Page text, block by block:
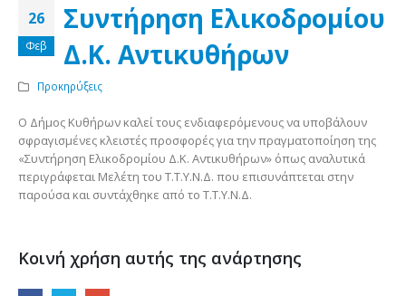
26
Φεβ
Συντήρηση Ελικοδρομίου
Δ.Κ. Αντικυθήρων
Προκηρύξεις
Ο Δήμος Κυθήρων καλεί τους ενδιαφερόμενους να υποβάλουν
σφραγισμένες κλειστές προσφορές για την πραγματοποίηση της
«Συντήρηση Ελικοδρομίου Δ.Κ. Αντικυθήρων» όπως αναλυτικά
περιγράφεται Μελέτη του Τ.Τ.Υ.Ν.Δ. που επισυνάπτεται στην
παρούσα και συντάχθηκε από το Τ.Τ.Υ.Ν.Δ.
Κοινή χρήση αυτής της ανάρτησης